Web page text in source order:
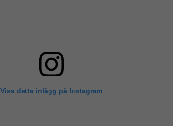
Visa detta inlägg på Instagram